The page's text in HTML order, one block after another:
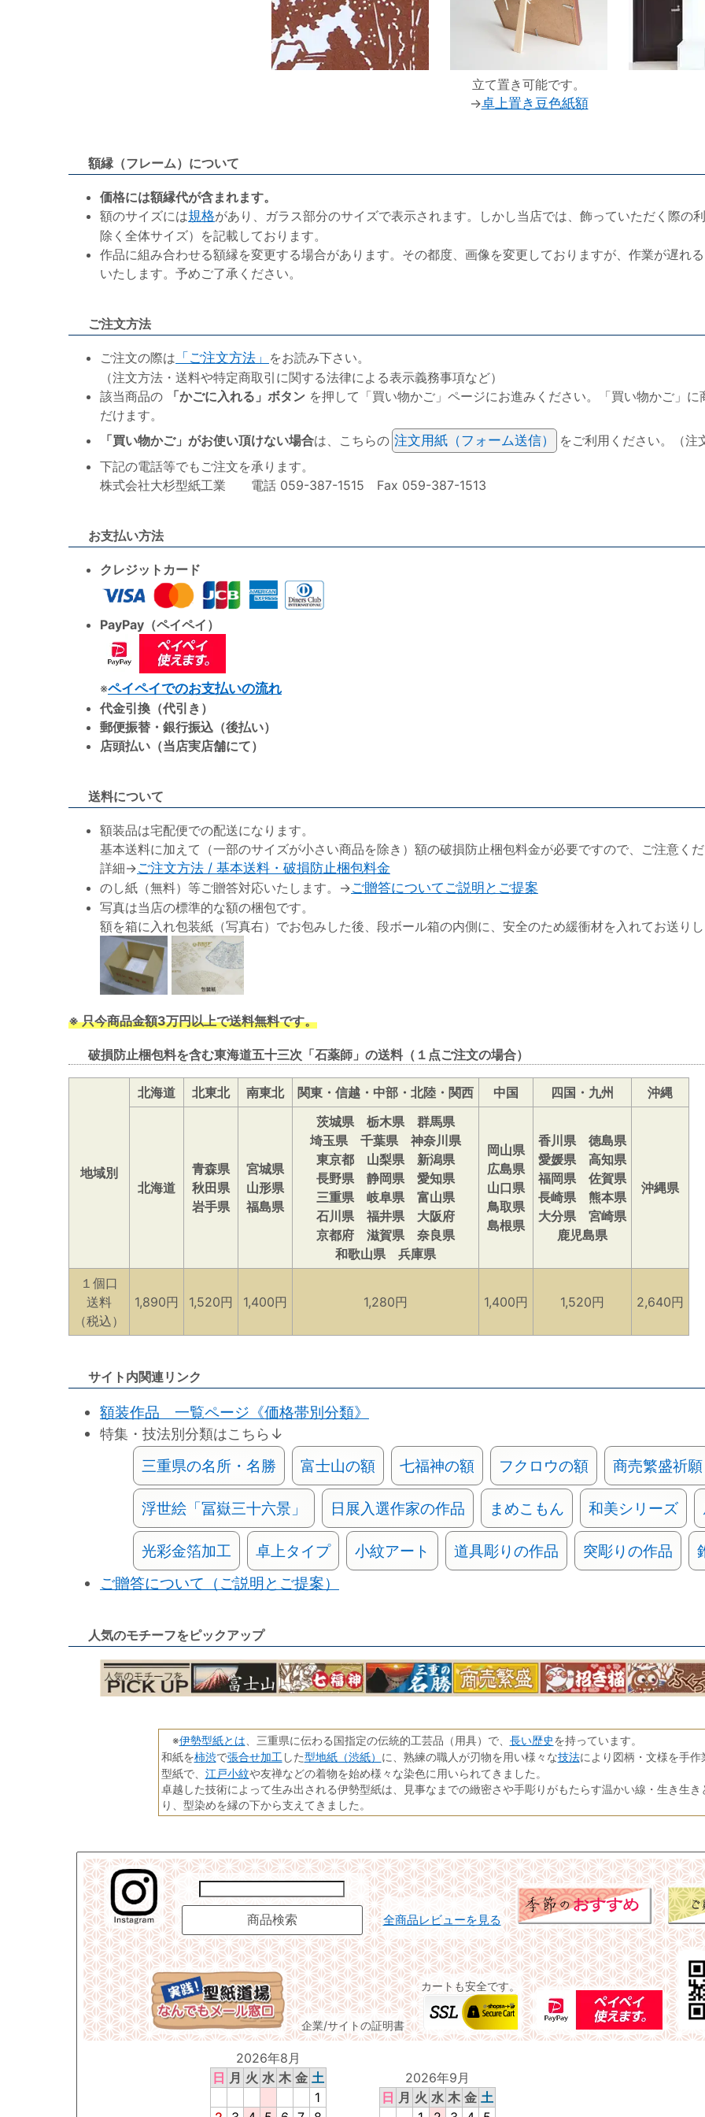
立て置き可能です。
→卓上置き豆色紙額
額縁（フレーム）について
価格には額縁代が含まれます。
額のサイズには規格があり、ガラス部分のサイズで表示されます。しかし当店では、飾っていただく際の
除く全体サイズ）を記載しております。
作品に組み合わせる額縁を変更する場合があります。その都度、画像を変更しておりますが、作業が遅れ
いたします。予めご了承ください。
ご注文方法
ご注文の際は 「ご注文方法」 をお読み下さい。
（注文方法・送料や特定商取引に関する法律による表示義務事項など）
該当商品の
「かごに入れる」ボタン を押して「買い物かご」ページにお進みください。「買い物かご」
だけます。
「買い物かご」がお使い頂けない場合は、こちらの 注文用紙（フォーム送信）
をご利用ください。（注
下記の電話等でもご注文を承ります。
株式会社大杉型紙工業 電話 059-387-1515 Fax 059-387-1513
お支払い方法
クレジットカード
PayPay（ペイペイ）
※ペイペイでのお支払いの流れ
代金引換（代引き）
郵便振替・銀行振込（後払い）
店頭払い（当店実店舗にて）
送料について
額装品は宅配便での配送になります。
基本送料に加えて（一部のサイズが小さい商品を除き）額の破損防止梱包料金が必要ですので、ご注意くだ
詳細→ご注文方法 / 基本送料・破損防止梱包料金
のし紙（無料）等ご贈答対応いたします。→ご贈答についてご説明とご提案
写真は当店の標準的な額の梱包です。
額を箱に入れ包装紙（写真右）でお包みした後、段ボール箱の内側に、安全のため緩衝材を入れてお送りし
※ 只今商品金額3万円以上で送料無料です。
破損防止梱包料を含む東海道五十三次「石薬師」の送料（１点ご注文の場合）
地域別
北海道 北東北 南東北 関東・信越・中部・北陸・関西 中国 四国・九州 沖縄
北海道
青森県
秋田県
岩手県
宮城県
山形県
福島県
茨城県 栃木県 群馬県
埼玉県 千葉県 神奈川県
東京都 山梨県 新潟県
長野県 静岡県 愛知県
三重県 岐阜県 富山県
石川県 福井県 大阪府
京都府 滋賀県 奈良県
和歌山県 兵庫県
岡山県
広島県
山口県
鳥取県
島根県
香川県 徳島県
愛媛県 高知県
福岡県 佐賀県
長崎県 熊本県
大分県 宮崎県
鹿児島県
沖縄県
１個口
送料
（税込）
1,890円 1,520円 1,400円 1,280円 1,400円 1,520円 2,640円
サイト内関連リンク
額装作品 一覧ページ《価格帯別分類》
特集・技法別分類はこちら↓
三重県の名所・名勝 富士山の額 七福神の額 フクロウの額 商売繁盛祈願
浮世絵「冨嶽三十六景」 日展入選作家の作品 まめこもん 和美シリーズ
光彩金箔加工 卓上タイプ 小紋アート 道具彫りの作品 突彫りの作品
ご贈答について（ご説明とご提案）
人気のモチーフをピックアップ
※伊勢型紙とは 、三重県に伝わる国指定の伝統的工芸品（用具）で、 長い歴史を持っています。
和紙を柿渋で張合せ加工 した型地紙（渋紙） に、熟練の職人が刃物を用い様々な技法により図柄・文様を手作
型紙で、 江戸小紋や友禅などの着物を始め様々な染色に用いられてきました。
卓越した技術によって生み出される伊勢型紙は、見事なまでの緻密さや手彫りがもたらす温かい線・生き生き
り、型染めを縁の下から支えてきました。
全商品レビューを見る
企業/サイトの証明書
カートも安全です。
2026年8月
日 月 火 水 木 金 土
1
2026年9月
日 月 火 水 木 金 土